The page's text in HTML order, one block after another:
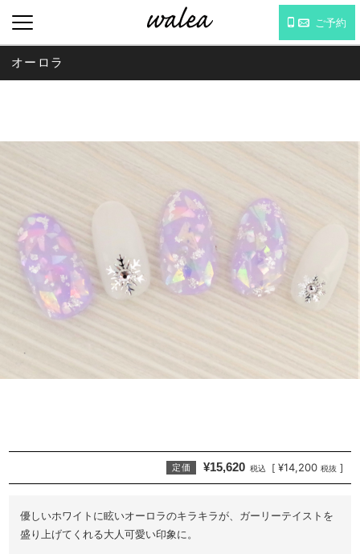
ご予約
オーロラ
定価 ¥15,620 税込 [ ¥14,200 税抜 ]
優しいホワイトに眩いオーロラのキラキラが、ガーリーテイストを
盛り上げてくれる大人可愛い印象に。